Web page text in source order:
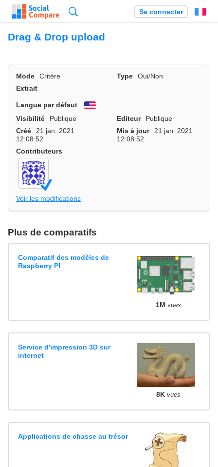
Se connecter
Drag & Drop upload
Mode Critère Type
Oui/Non
Extrait
Langue par défaut
English
Visibilité
Publique Editeur
Publique
Créé
21 jan. 2021
12:08:52
Mis à jour
21 jan. 2021
12:08:52
Contributeurs
Voir les modifications
Plus de comparatifs
Comparatif des modèles de
Raspberry PI
1M vues
Service d'impression 3D sur
internet
8K vues
Applications de chasse au trésor